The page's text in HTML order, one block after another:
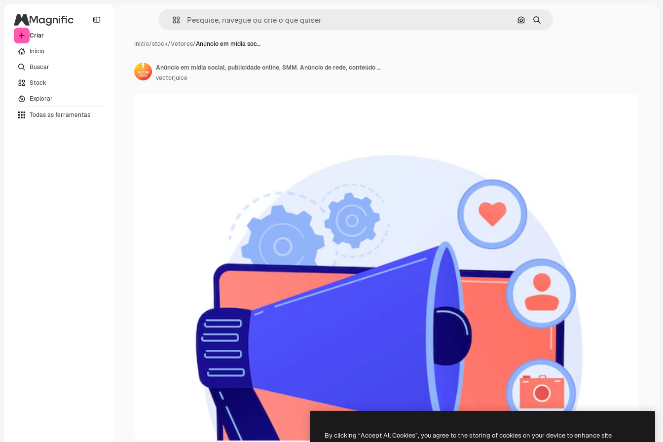
Criar
Início
Buscar
Stock
Explorar
Todas as ferramentas
Pesquisar por imagem
Buscar
Início/stock/Vetores/Anúncio em mídia soc…
Anúncio em mídia social, publicidade online, SMM. Anúncio de rede, conteúdo de mídia, atividade de seguidores e geodados. Personagem de desenho animado do gerenciador de Internet.
vectorjuice
By clicking “Accept All Cookies”, you agree to the storing of cookies on your device to enhance site